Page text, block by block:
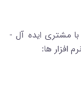
با مشتری ایده آل -